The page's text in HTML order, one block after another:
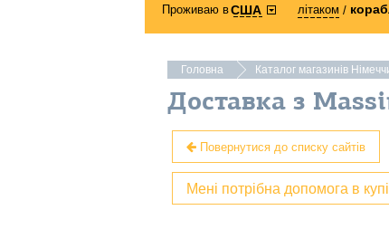
Проживаю вСША літаком
Головна Каталог магазинів
Доставка з
Повернутися до списку сайтів
Мені потрібна допомога в